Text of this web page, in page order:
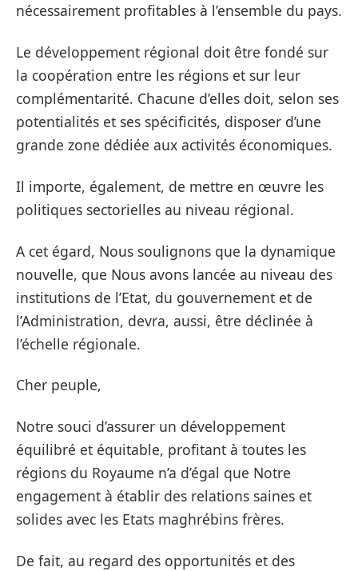
nécessairement profitables à l’ensemble du pays.
Le développement régional doit être fondé sur
la coopération entre les régions et sur leur
complémentarité. Chacune d’elles doit, selon ses
potentialités et ses spécificités, disposer d’une
grande zone dédiée aux activités économiques.
Il importe, également, de mettre en œuvre les
politiques sectorielles au niveau régional.
A cet égard, Nous soulignons que la dynamique
nouvelle, que Nous avons lancée au niveau des
institutions de l’Etat, du gouvernement et de
l’Administration, devra, aussi, être déclinée à
l’échelle régionale.
Cher peuple,
Notre souci d’assurer un développement
équilibré et équitable, profitant à toutes les
régions du Royaume n’a d’égal que Notre
engagement à établir des relations saines et
solides avec les Etats maghrébins frères.
De fait, au regard des opportunités et des